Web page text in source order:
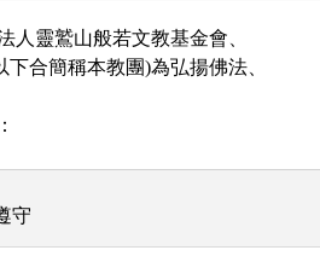
靈鷲山般若文教基金會、
合簡稱本教團)為弘揚佛法、
館、美術館，
守